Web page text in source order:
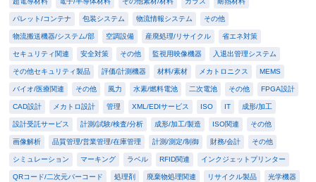
パレット/コンテナ 包装システム 物流情報システム その他
物流搬送機器/システム/部 空調設備 産廃処理/リサイクル 省エネ対策
セキュリティ関連 安全対策 その他 監視用映像機器 入退出管理システム
その他セキュリティ製品 評価/計測機器 材料/素材 メカトロニクス MEMS
バイオ/医療関連 その他 風力 水素/燃料電池 二次電池 その他 FPGA設計
CAD設計 メカトロ設計 管理 XML/EDIサービス ISO IT 成形/加工
設計受託サービス 計測/試験/検査/分析 成形/加工/製造 ISO関連 その他
画像解析 品質管理/営業管理/在庫管理 計測/測定/制御 財務/会計 その他
シミュレーション マーキング ラベル RFID関連 インクジェットプリンター
QRコード/二次元バーコード 処理剤 廃棄物処理関連 リサイクル製品 光学機器